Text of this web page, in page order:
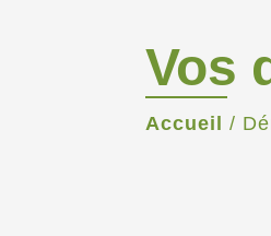
Vos
Accueil /